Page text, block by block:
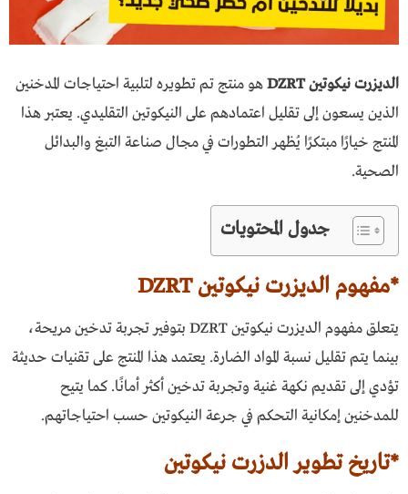
الديزرت نيكوتين DZRT
هو منتج تم تطويره لتلبية احتياجات المدخنين
الذين يسعون إلى تقليل اعتمادهم على النيكوتين التقليدي. يعتبر هذا
المنتج خيارًا مبتكرًا يُظهر التطورات في مجال صناعة التبغ والبدائل
الصحية.
جدول المحتويات
*مفهوم الديزرت نيكوتين DZRT
يتعلق مفهوم الديزرت نيكوتين DZRT بتوفير تجربة تدخين مريحة،
بينما يتم تقليل نسبة المواد الضارة. يعتمد هذا المنتج على تقنيات حديثة
تؤدي إلى تقديم نكهة غنية وتجربة تدخين أكثر أمانًا. كما يتيح
للمدخنين إمكانية التحكم في جرعة النيكوتين حسب احتياجاتهم.
*تاريخ تطوير الدزرت نيكوتين